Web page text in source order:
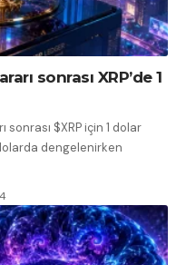
sonrası XRP’de 1
$XRP için 1 dolar
dolarda dengelenirken